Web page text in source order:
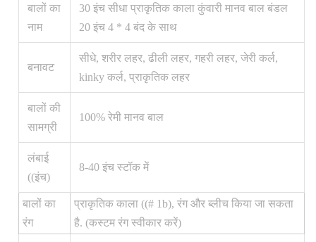
बालों का
नाम
30 इंच सीधा प्राकृतिक काला कुंवारी मानव बाल बंडल
20 इंच 4 * 4 बंद के साथ
बनावट
सीधे, शरीर लहर, ढीली लहर, गहरी लहर, जेरी कर्ल,
kinky कर्ल, प्राकृतिक लहर
बालों की
सामग्री
100% रेमी मानव बाल
लंबाई
((इंच)
8-40 इंच स्टॉक में
बालों का
रंग
प्राकृतिक काला ((# 1b), रंग और ब्लीच किया जा सकता
है. (कस्टम रंग स्वीकार करें)